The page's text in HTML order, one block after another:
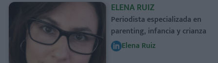
ELENA RUIZ
Periodista especializada en
parenting, infancia y crianza
Elena Ruiz